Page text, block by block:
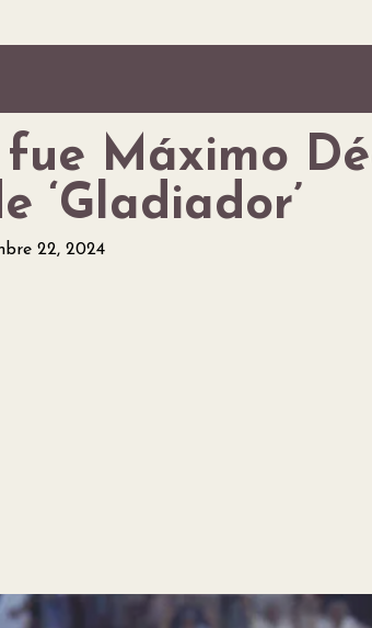
fue Máximo
‘Gladiador’
22, 2024